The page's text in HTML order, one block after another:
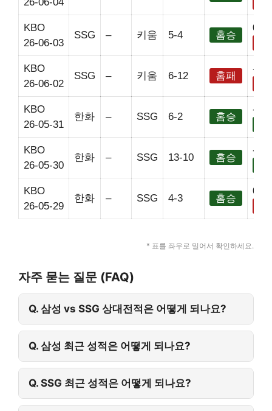
KBO
26-06-03
SSG – 키움 5-4 홈승
0
KBO
26-06-02
SSG – 키움 6-12 홈패
-2.5
KBO
26-05-31
한화 – SSG 6-2 홈승
-2.5
KBO
26-05-30
한화 – SSG 13-10 홈승
-2.5
KBO
26-05-29
한화 – SSG 4-3 홈승
0
* 표를 좌우로 밀어서 확인하세요.
자주 묻는 질문 (FAQ)
Q. 삼성 vs SSG 상대전적은 어떻게 되나요?
Q. 삼성 최근 성적은 어떻게 되나요?
Q. SSG 최근 성적은 어떻게 되나요?